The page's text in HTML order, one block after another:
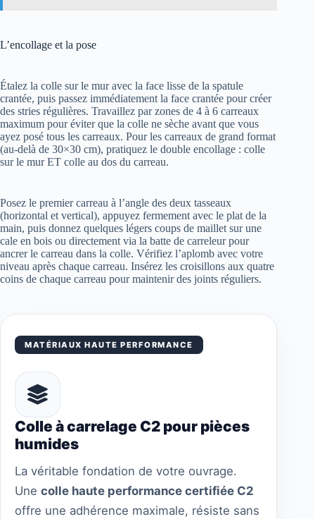
L’encollage et la pose
Étalez la colle sur le mur avec la face lisse de la spatule
crantée, puis passez immédiatement la face crantée pour créer
des stries régulières. Travaillez par zones de 4 à 6 carreaux
maximum pour éviter que la colle ne sèche avant que vous
ayez posé tous les carreaux. Pour les carreaux de grand format
(au-delà de 30×30 cm), pratiquez le double encollage : colle
sur le mur ET colle au dos du carreau.
Posez le premier carreau à l’angle des deux tasseaux
(horizontal et vertical), appuyez fermement avec le plat de la
main, puis donnez quelques légers coups de maillet sur une
cale en bois ou directement via la batte de carreleur pour
ancrer le carreau dans la colle. Vérifiez l’aplomb avec votre
niveau après chaque carreau. Insérez les croisillons aux quatre
coins de chaque carreau pour maintenir des joints réguliers.
MATÉRIAUX HAUTE PERFORMANCE
Colle à carrelage C2 pour pièces
humides
La véritable fondation de votre ouvrage.
Une colle haute performance certifiée C2
offre une adhérence maximale, résiste sans